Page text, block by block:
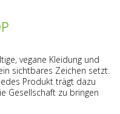
vegane Kleidung und
sichtbares Zeichen setzt.
Produkt trägt dazu
Gesellschaft zu bringen